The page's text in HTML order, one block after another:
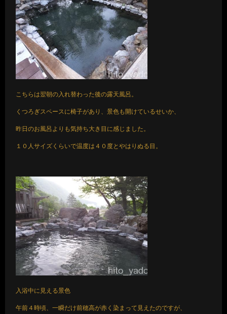
こちらは翌朝の入れ替わった後の露天風呂。
くつろぎスペースに椅子があり、景色も開けているせいか、
昨日のお風呂よりも気持ち大き目に感じました。
１０人サイズくらいで温度は４０度とやはりぬる目。
入浴中に見える景色
午前４時頃、一瞬だけ前穂高が赤く染まって見えたのですが、